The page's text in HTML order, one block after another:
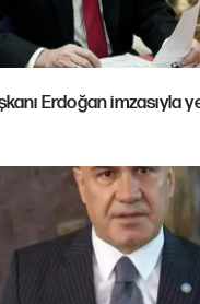
Erdoğan imzasıyla